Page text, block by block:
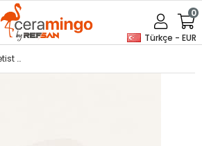
Türkçe - EUR
0
3102 Ametist Seramik Sıvı Döküm Çamuru